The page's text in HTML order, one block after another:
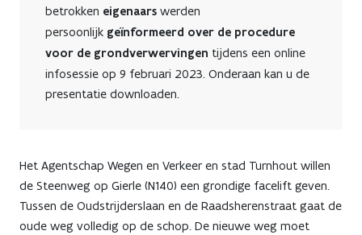
betrokken eigenaars werden
persoonlijk geïnformeerd over de procedure
voor de grondverwervingen tijdens een online
infosessie op 9 februari 2023. Onderaan kan u de
presentatie downloaden.
Het Agentschap Wegen en Verkeer en stad Turnhout willen
de Steenweg op Gierle (N140) een grondige facelift geven.
Tussen de Oudstrijderslaan en de Raadsherenstraat gaat de
oude weg volledig op de schop. De nieuwe weg moet